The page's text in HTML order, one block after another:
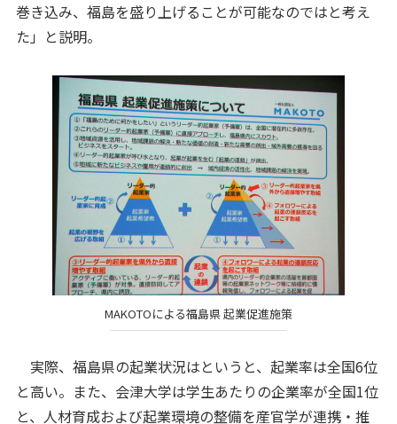
巻き込み、福島を盛り上げることが可能なのではと考え
た」と説明。
MAKOTOによる福島県 起業促進施策
実際、福島県の起業状況はというと、起業率は全国6位
と高い。また、会津大学は学生あたりの企業率が全国1位
と、人材育成および起業環境の整備を産官学が連携・推